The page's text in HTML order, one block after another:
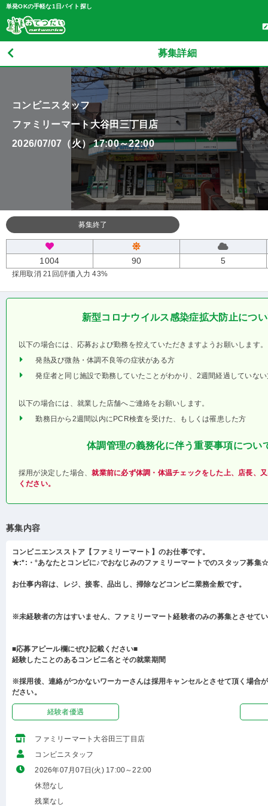
単発OKの手軽な1日バイト探し
募集詳細
コンビニスタッフ
ファミリーマート大谷田三丁目店
2026/07/07（火） 17:00～22:00
募集終了
1004 90 5
採用取消 21回/評価入力 43%
新型コロナウイルス感染症拡大防止につ
以下の場合には、応募および勤務を控えていただきますようお願いします。
発熱及び微熱・体調不良等の症状がある方
発症者と同じ施設で勤務していたことがわかり、2週間経過していな
以下の場合には、就業した店舗へご連絡をお願いします。
勤務日から2週間以内にPCR検査を受けた、もしくは罹患した方
体調管理の義務化に伴う重要事項につい
採用が決定した場合、就業前に必ず体調・体温チェックをした上、店長、
ください。
募集内容
コンビニエンスストア【ファミリーマート】のお仕事です。
★:*:・°あなたとコンビに♪でおなじみのファミリーマートでのスタッフ募集
お仕事内容は、レジ、接客、品出し、掃除などコンビニ業務全般です。
※未経験者の方はすいません、ファミリーマート経験者のみの募集とさせて
■応募アピール欄にぜひ記載ください■
経験したことのあるコンビニ名とその就業期間
※採用後、連絡がつかないワーカーさんは採用キャンセルとさせて頂く場合
ださい。
経験者優遇
ファミリーマート大谷田三丁目店
コンビニスタッフ
2026年07月07日(火) 17:00～22:00
休憩なし
残業なし